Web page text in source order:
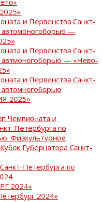
и Первенства Санкт-
автомоногоборью —
и Первенства Санкт-
автмоногоборью — «Нево-
и Первенства Санкт-
2025»
Чемпионата и
Петербурга по
Физкультурное
Губернатора Санкт-
Петербурга по
2024»
2024»